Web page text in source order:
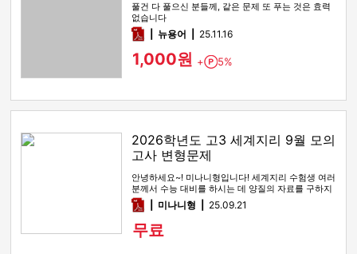
풀건 다 풀으신 분들께, 같은 문제 또 푸는 것은 효력
없습니다
pdf뉴용어 25.11.16
1,000원 + Point
5%
2026학년도 고3 세계지리 9월 모의
고사 변형문제
안녕하세요~! 미나니형입니다! 세계지리 수험생 여러
분께서 수능 대비를 하시는 데 양질의 자료를 구하지
못하여 곤란할 일이 없…
pdf미나니형 25.09.21
무료